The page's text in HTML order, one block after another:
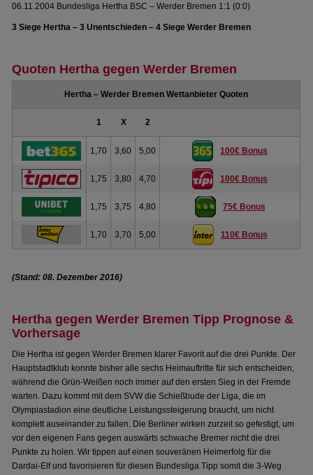
06.11.2004 Bundesliga Hertha BSC – Werder Bremen 1:1 (0:0)
3 Siege Hertha – 3 Unentschieden – 4 Siege Werder Bremen
Quoten Hertha gegen Werder Bremen
Hertha – Werder Bremen Wettanbieter Quoten
1 X 2
1,70 3,60 5,00 100€ Bonus
1,75 3,80 4,70 100€ Bonus
1,75 3,75 4,80 75€ Bonus
1,70 3,70 5,00 110€ Bonus
(Stand: 08. Dezember 2016)
Hertha gegen Werder Bremen Tipp Prognose &
Vorhersage
Die Hertha ist gegen Werder Bremen klarer Favorit auf die drei Punkte. Der
Hauptstadtklub konnte bisher alle sechs Heimauftritte für sich entscheiden,
während die Grün-Weißen noch immer auf den ersten Sieg in der Fremde
warten. Dazu kommt mit dem SVW die Schießbude der Liga, die im
Olympiastadion eine deutliche Leistungssteigerung braucht, um nicht
komplett auseinander zu fallen. Die Berliner wirken zurzeit so gefestigt, um
vor den eigenen Fans gegen auswärts schwache Bremer nicht die drei
Punkte zu holen. Wir tippen auf einen souveränen Heimerfolg für die
Dardai-Elf und favorisieren für diesen Bundesliga Tipp somit die 3-Weg